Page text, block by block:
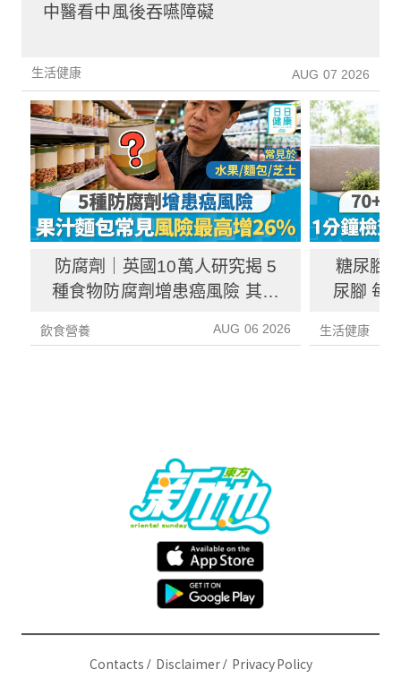
中醫看中風後吞嚥障礙
生活健康 AUG 07 2026
防腐劑｜英國10萬人研究揭 5
種食物防腐劑增患癌風險 其中
飲食營養 AUG 06 2026
糖尿腳
尿腳 每
生活健康